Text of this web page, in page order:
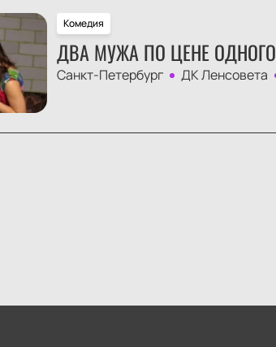
Комедия
ДВА МУЖА ПО ЦЕНЕ ОДНОГО
Санкт-Петербург ДК Ленсовета